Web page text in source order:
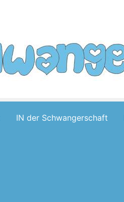
IN der Schwangerschaft